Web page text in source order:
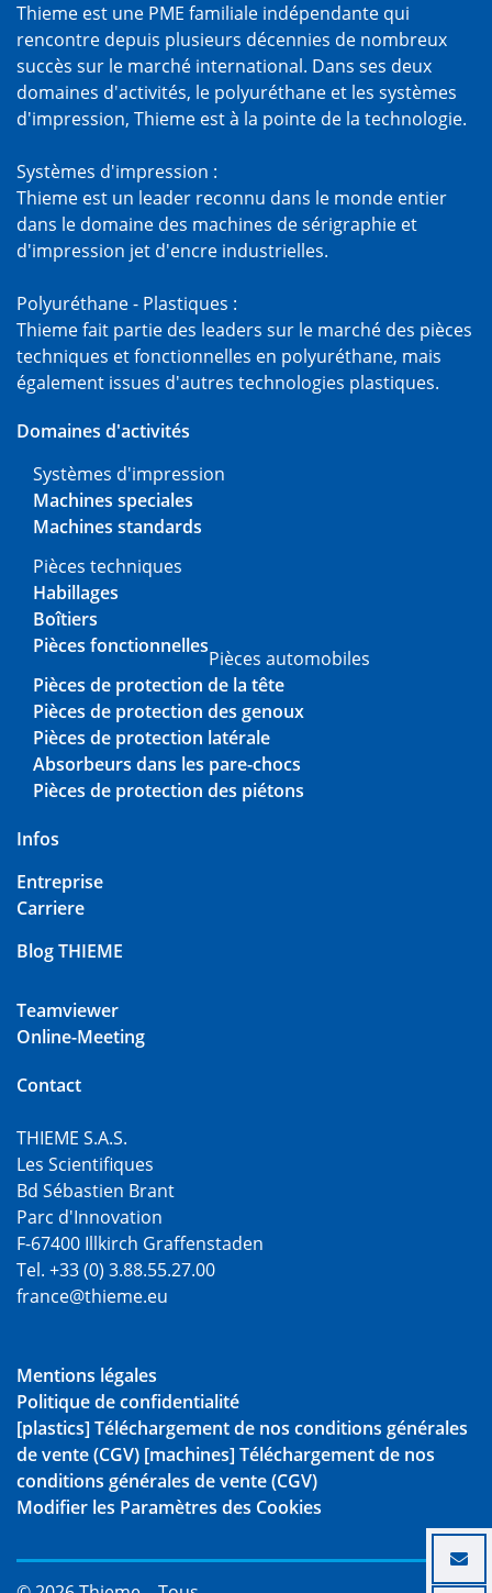
Thieme est une PME familiale indépendante qui
rencontre depuis plusieurs décennies de nombreux
succès sur le marché international. Dans ses deux
domaines d'activités, le polyuréthane et les systèmes
d'impression, Thieme est à la pointe de la technologie.
Systèmes d'impression :
Thieme est un leader reconnu dans le monde entier
dans le domaine des machines de sérigraphie et
d'impression jet d'encre industrielles.
Polyuréthane - Plastiques :
Thieme fait partie des leaders sur le marché des pièces
techniques et fonctionnelles en polyuréthane, mais
également issues d'autres technologies plastiques.
Domaines d'activités
Systèmes d'impression
Machines speciales
Machines standards
Pièces techniques
Habillages
Boîtiers
Pièces fonctionnelles
Pièces automobiles
Pièces de protection de la tête
Pièces de protection des genoux
Pièces de protection latérale
Absorbeurs dans les pare-chocs
Pièces de protection des piétons
Infos
Entreprise
Carriere
Blog THIEME
Teamviewer
Online-Meeting
Contact
THIEME S.A.S.
Les Scientifiques
Bd Sébastien Brant
Parc d'Innovation
F-67400 Illkirch Graffenstaden
Tel. +33 (0) 3.88.55.27.00
france@thieme.eu
Mentions légales
Politique de confidentialité
[plastics] Téléchargement de nos conditions générales
de vente (CGV) [machines] Téléchargement de nos
conditions générales de vente (CGV)
Modifier les Paramètres des Cookies